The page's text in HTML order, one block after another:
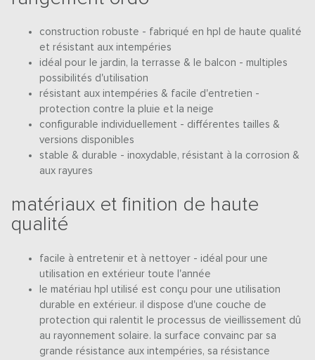
construction robuste - fabriqué en hpl de haute qualité
et résistant aux intempéries
idéal pour le jardin, la terrasse & le balcon - multiples
possibilités d'utilisation
résistant aux intempéries & facile d'entretien -
protection contre la pluie et la neige
configurable individuellement - différentes tailles &
versions disponibles
stable & durable - inoxydable, résistant à la corrosion &
aux rayures
matériaux et finition de haute
qualité
facile à entretenir et à nettoyer - idéal pour une
utilisation en extérieur toute l'année
le matériau hpl utilisé est conçu pour une utilisation
durable en extérieur. il dispose d'une couche de
protection qui ralentit le processus de vieillissement dû
au rayonnement solaire. la surface convainc par sa
grande résistance aux intempéries, sa résistance